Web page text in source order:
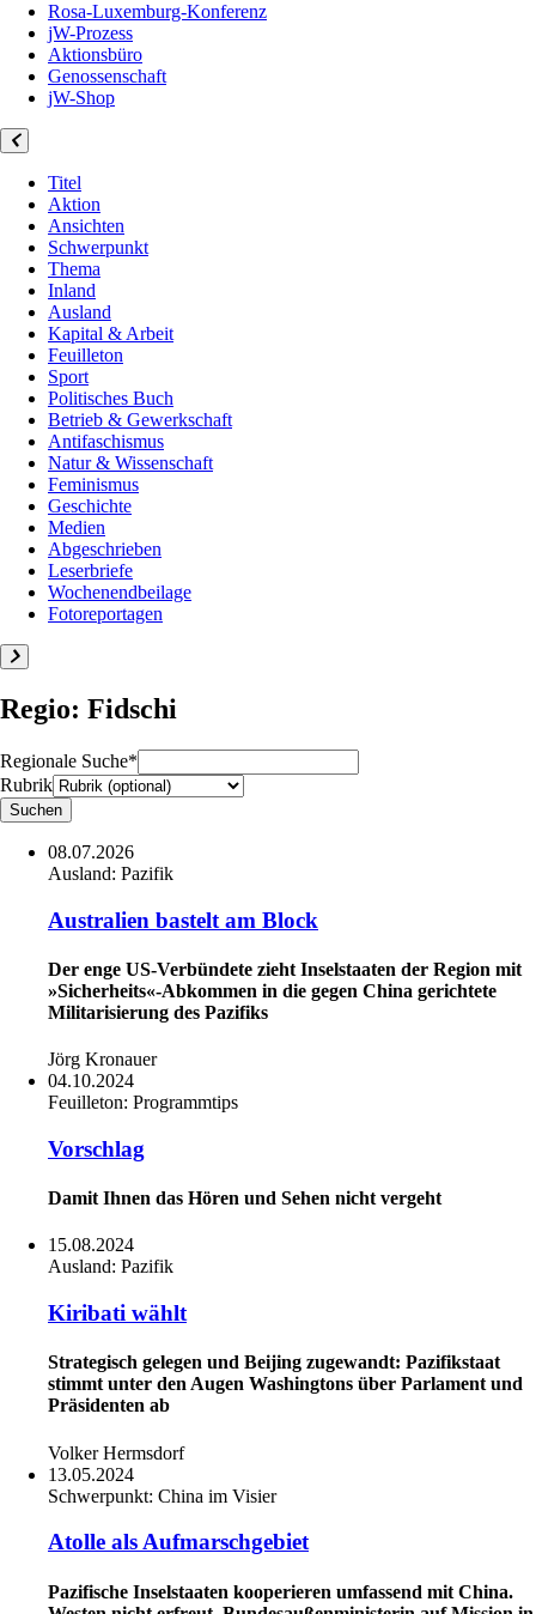
Rosa-Luxemburg-Konferenz
jW-Prozess
Aktionsbüro
Genossenschaft
jW-Shop
Titel
Aktion
Ansichten
Schwerpunkt
Thema
Inland
Ausland
Kapital & Arbeit
Feuilleton
Sport
Politisches Buch
Betrieb & Gewerkschaft
Antifaschismus
Natur & Wissenschaft
Feminismus
Geschichte
Medien
Abgeschrieben
Leserbriefe
Wochenendbeilage
Fotoreportagen
Regio: Fidschi
Regionale Suche*
Rubrik
08.07.2026
Ausland: Pazifik
Australien bastelt am Block
Der enge US-Verbündete zieht Inselstaaten der Region mit
»Sicherheits«-Abkommen in die gegen China gerichtete
Militarisierung des Pazifiks
Jörg Kronauer
04.10.2024
Feuilleton: Programmtips
Vorschlag
Damit Ihnen das Hören und Sehen nicht vergeht
15.08.2024
Ausland: Pazifik
Kiribati wählt
Strategisch gelegen und Beijing zugewandt: Pazifikstaat
stimmt unter den Augen Washingtons über Parlament und
Präsidenten ab
Volker Hermsdorf
13.05.2024
Schwerpunkt: China im Visier
Atolle als Aufmarschgebiet
Pazifische Inselstaaten kooperieren umfassend mit China.